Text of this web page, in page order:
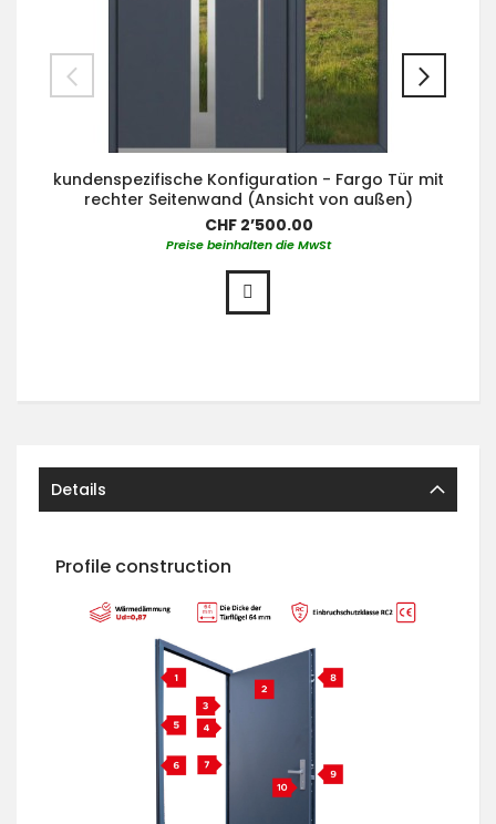
kundenspezifische Konfiguration - Fargo Tür mit
rechter Seitenwand (Ansicht von außen)
CHF 2’500.00
Preise beinhalten die MwSt
Details